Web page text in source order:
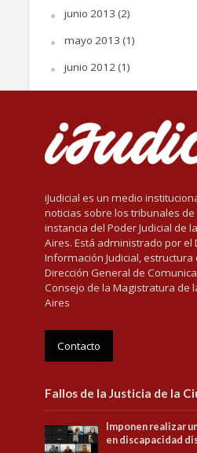
junio 2013 (2)
mayo 2013 (1)
junio 2012(1)
iJudicial es un medio
noticias sobre los tribunales
instancia del Poder Judicial de
Aires. Está administrado por
Información Judicial,
Dirección General de
Consejo de la Magistratura de
Aires
Contacto
Fallos de la Justicia de la
Imponen realizar
en discapacidad